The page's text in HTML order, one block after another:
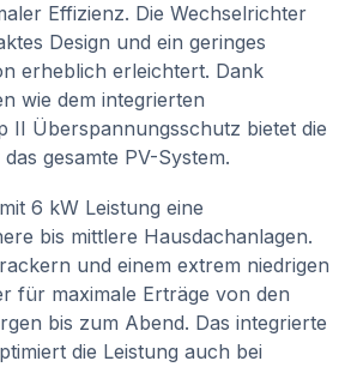
Effizienz. Die Wechselrichter
Design und ein geringes
erheblich erleichtert. Dank
wie dem integrierten
II Überspannungsschutz bietet die
gesamte PV-System.
6 kW Leistung eine
bis mittlere Hausdachanlagen.
und einem extrem niedrigen
für maximale Erträge von den
bis zum Abend. Das integrierte
die Leistung auch bei